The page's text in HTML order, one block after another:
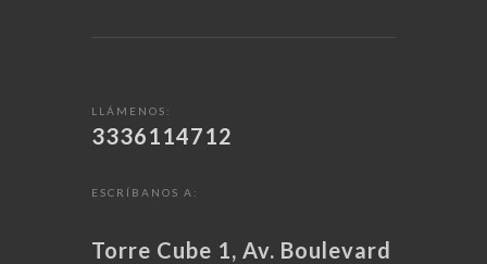
LLÁMENOS:
3336114712
ESCRÍBANOS A:
Torre Cube 1, Av. Boulevard